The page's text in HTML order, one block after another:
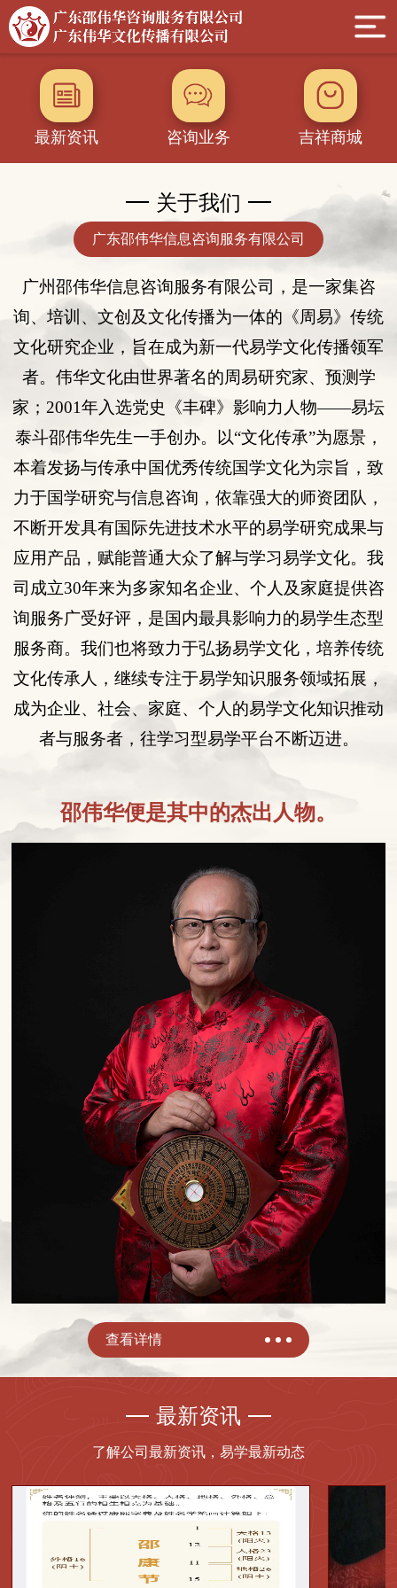
最新资讯 咨询业务 吉祥商城
关于我们
广东邵伟华信息咨询服务有限公司
广州邵伟华信息咨询服务有限公司，是一家集咨
询、 培训、文创及文化传播为一体的 《周易》 传统
文化研究企业 ，旨在成为新一代易学文化传播领军
者。伟华文化由世界著名的周易研究家、 预测学
家； 2001年入选党史《丰碑》影响力人物——易坛
泰斗邵伟华先生一手创办。以“文化传承”为愿景，
本着发扬与传承中国优秀传统国学文化为宗旨，致
力于国学研究与信息咨询 ，依靠强大的师资团队，
不断开发具有国际先进技术水平的易学研究成果与
应用产品，赋能普通大众了解与学习易学文化。我
司 成立30年来为多家知名企业、 个人 及家庭提供咨
询服务广受好评 ，是国内最具影响力的易学生态型
服务商。我们也将致力于弘扬易学文化，培养传统
文化传承人，继续专注于易学知识服务领域拓展，
成为企业、社会、家庭、个人的易学文化知识推动
者与服务者，往学习型易学平台不断迈进。
邵伟华便是其中的杰出人物。
查看详情
最新资讯
了解公司最新资讯，易学最新动态